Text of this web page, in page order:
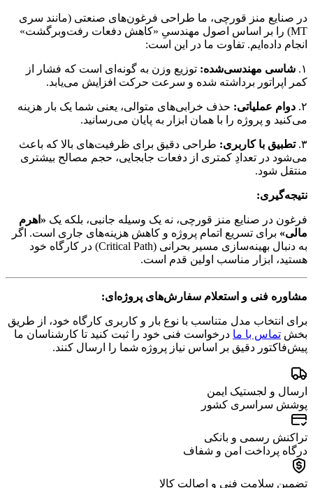
در صنایع منز قورچی، ما طراحی فرغون‌های صنعتی (مانند سری
MT) را بر اساس اصول مهندسیِ «کاهش دفعات رفت‌وبرگشت»
انجام داده‌ایم. تفاوت ما در این است:
۱. شاسی مهندسی‌شده: توزیع وزن به گونه‌ای است که فشار از
کمر اپراتور برداشته شده و سرعت حرکت افزایش می‌یابد.
۲. دوام عملیاتی: حذف خرابی‌های متوالی، یعنی شما یک بار هزینه
می‌کنید و پروژه را با همان ابزار به پایان می‌رسانید.
۳. تطبیق با کاربری: طراحی دقیق برای ظرفیت‌های بالا که باعث
می‌شود در تعدادِ کمتری از دفعات جابجایی، حجم مصالح بیشتری
منتقل شود.
نتیجه‌گیری:
فرغون در صنایع منز قورچی، نه یک وسیله جانبی، بلکه یک «اهرم
مالی» برای تسریع اتمام پروژه و کاهش هزینه‌های جاری است. اگر
به دنبال بهینه‌سازی مسیر بحرانی (Critical Path) در کارگاه خود
هستید، ابزار مناسب اولین قدم است.
مشاوره فنی و استعلام سفارش‌های پروژه‌ای:
برای انتخاب مدل متناسب با نوع بار و کاربری کارگاه خود، از طریق
بخش تماس با ما درخواست فنی خود را ثبت کنید تا کارشناسان ما
پیش‌فاکتور دقیق بر اساس نیاز پروژه شما را ارسال کنند.
ارسال و لجستیک ایمن
پوشش سراسری کشور
تراکنش رسمی و بانکی
درگاه پرداخت امن و شفاف
تضمین سلامت فنی و اصالت کالا